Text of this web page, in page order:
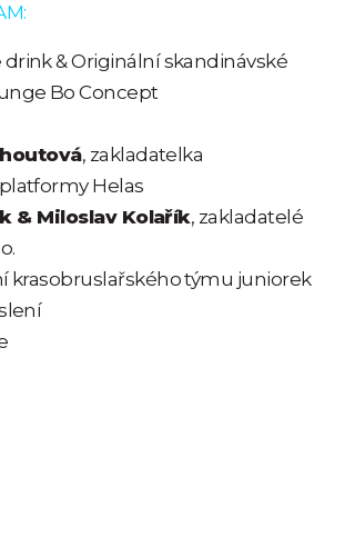
drink & Originální skandinávské
Bo Concept
, zakladatelka
Helas
& Miloslav Kolařík, zakladatelé
krasobruslařského týmu juniorek